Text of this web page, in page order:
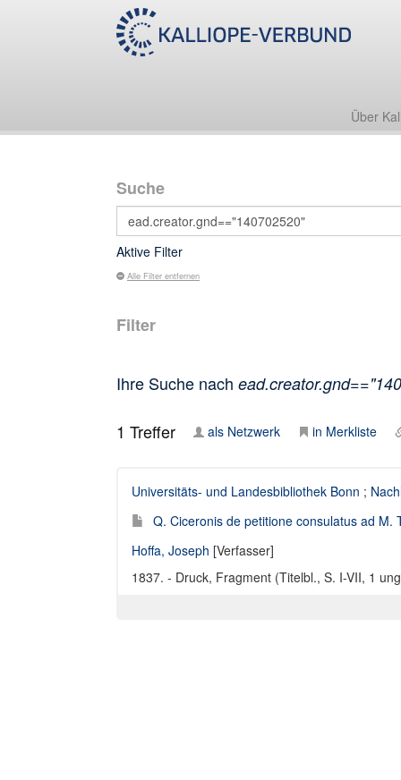
Über
Suche
Aktive Filter
Alle Filter entfernen
Filter
Ihre Suche nach
1 Treffer als Netzwerk in Merkliste
Universitäts- und Landesbibliothek Bonn ;
Q. Ciceronis de petitione consulatus ad M.
Hoffa, Joseph [Verfasser]
1837. - Druck, Fragment (Titelbl., S. I-VII, 1